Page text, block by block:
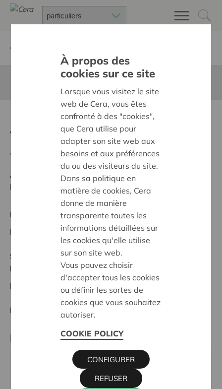
Plaines pour enfants avec
TSA
Ambition:
Une société solidaire et respectueuse, sans
barrières
Projet régional
Date de début:22/05/2025
Statut:
Hainaut Occidental
Date de décision: 22/05/2025
Décision: Approuvé
Partenaire
Auti Bol d'Air - Maison de l'Autisme Mouscron, RUE
GUSTAVE LEPOUTRE 65, 7700 MOUSCRON
À propos des
cookies sur ce site
Lorsque vous visitez le site
web de Cera, vous êtes
confronté à des "cookies",
que Cera utilise pour
adapter son site web aux
besoins et aux préférences
du ou des visiteurs du site.
Dans sa politique en
matière de cookies, Cera
donne de manière
transparente toutes les
informations détaillées sur
les cookies qu'elle utilise
sur son site web.
Vous pouvez choisir
d'accepter tous les cookies
ou définir les sortes de
cookies que vous souhaitez
autoriser.
COOKIE POLICY
REFUSER
CONFIGURER